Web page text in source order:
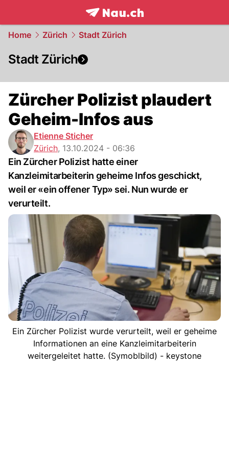
frontpage.NAU.ch
Home Zürich Stadt Zürich
Stadt Zürich
Zürcher Polizist plaudert
Geheim-Infos aus
Etienne Sticher
Zürich, 13.10.2024 - 06:36
Ein Zürcher Polizist hatte einer
Kanzleimitarbeiterin geheime Infos geschickt,
weil er «ein offener Typ» sei. Nun wurde er
verurteilt.
Ein Zürcher Polizist wurde verurteilt, weil er geheime
Informationen an eine Kanzleimitarbeiterin
weitergeleitet hatte. (Symoblbild) - keystone